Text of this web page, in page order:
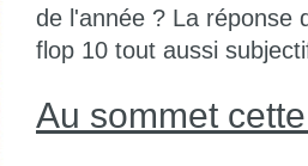
de l'année ? La réponse
flop 10 tout aussi
Au sommet